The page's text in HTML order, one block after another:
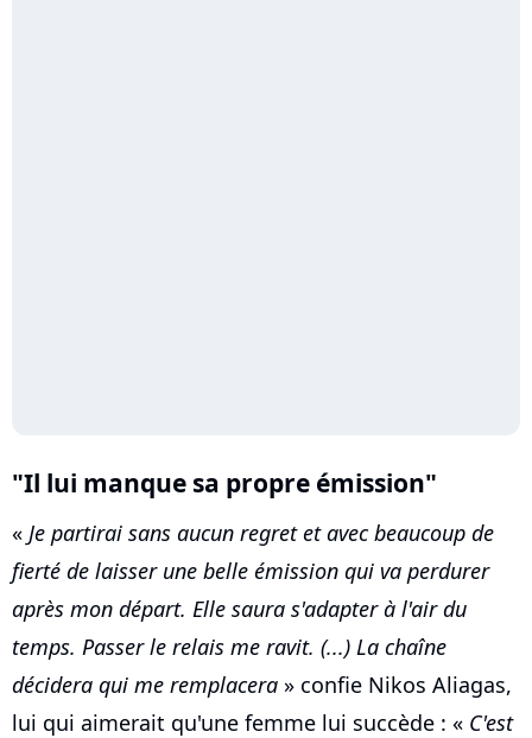
"Il lui manque sa propre émission"
« Je partirai sans aucun regret et avec beaucoup de
fierté de laisser une belle émission qui va perdurer
après mon départ. Elle saura s'adapter à l'air du
temps. Passer le relais me ravit. (...) La chaîne
décidera qui me remplacera » confie Nikos Aliagas,
lui qui aimerait qu'une femme lui succède : « C'est